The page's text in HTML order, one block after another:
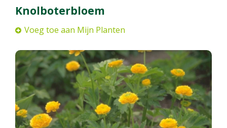
Knolboterbloem
Voeg toe aan Mijn Planten